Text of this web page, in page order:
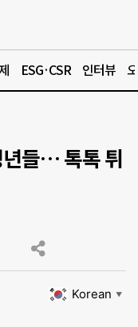
ESG·CSR 인터뷰
년들… 톡톡 튀
Korean ▼